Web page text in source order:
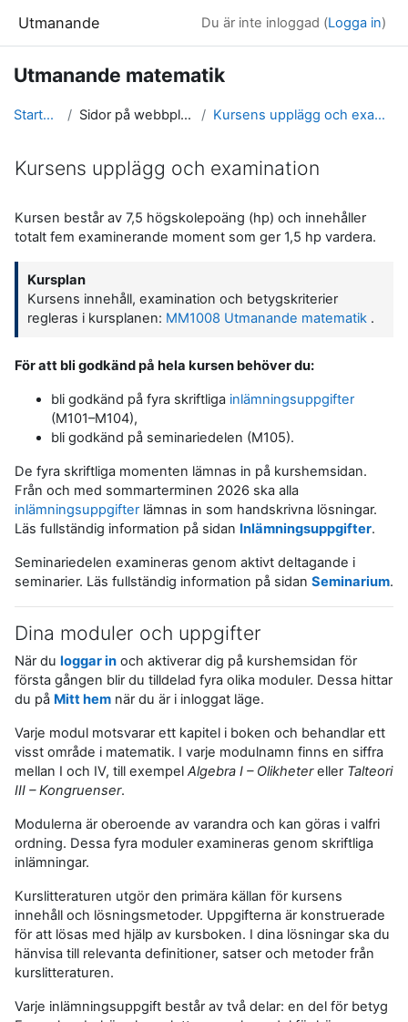
Utmanande Du är inte inloggad (Logga in)
Utmanande matematik
Startsida Sidor på webbplatsen Kursens upplägg och examination
Kursens upplägg och examination
Kursen består av 7,5 högskolepoäng (hp) och innehåller
totalt fem examinerande moment som ger 1,5 hp vardera.
Kursplan
Kursens innehåll, examination och betygskriterier
regleras i kursplanen: MM1008 Utmanande matematik .
För att bli godkänd på hela kursen behöver du:
bli godkänd på fyra skriftliga inlämningsuppgifter
(M101–M104),
bli godkänd på seminariedelen (M105).
De fyra skriftliga momenten lämnas in på kurshemsidan.
Från och med sommarterminen 2026 ska alla
inlämningsuppgifterlämnas in som handskrivna lösningar.
Läs fullständig information på sidan Inlämningsuppgifter.
Seminariedelen examineras genom aktivt deltagande i
seminarier. Läs fullständig information på sidan Seminarium.
Dina moduler och uppgifter
När du loggar in och aktiverar dig på kurshemsidan för
första gången blir du tilldelad fyra olika moduler. Dessa hittar
du på Mitt hem när du är i inloggat läge.
Varje modul motsvarar ett kapitel i boken och behandlar ett
visst område i matematik. I varje modulnamn finns en siffra
mellan I och IV, till exempel Algebra I – Olikhetereller Talteori
III – Kongruenser.
Modulerna är oberoende av varandra och kan göras i valfri
ordning. Dessa fyra moduler examineras genom skriftliga
inlämningar.
Kurslitteraturen utgör den primära källan för kursens
innehåll och lösningsmetoder. Uppgifterna är konstruerade
för att lösas med hjälp av kursboken. I dina lösningar ska du
hänvisa till relevanta definitioner, satser och metoder från
kurslitteraturen.
Varje inlämningsuppgift består av två delar: en del för betyg